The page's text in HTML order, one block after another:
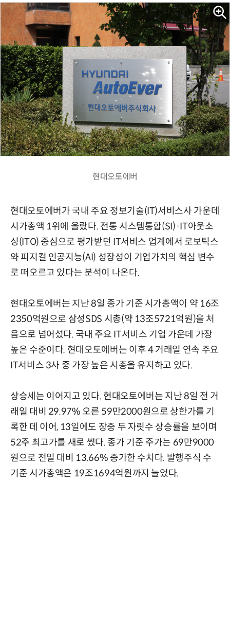
현대오토에버
현대오토에버가 국내 주요 정보기술(IT)서비스사 가운데
시가총액 1위에 올랐다. 전통 시스템통합(SI)·IT아웃소
싱(ITO) 중심으로 평가받던 IT서비스 업계에서 로보틱스
와 피지컬 인공지능(AI) 성장성이 기업가치의 핵심 변수
로 떠오르고 있다는 분석이 나온다.
현대오토에버는 지난 8일 종가 기준 시가총액이 약 16조
2350억원으로 삼성SDS 시총(약 13조5721억원)을 처
음으로 넘어섰다. 국내 주요 IT서비스 기업 가운데 가장
높은 수준이다. 현대오토에버는 이후 4 거래일 연속 주요
IT서비스 3사 중 가장 높은 시총을 유지하고 있다.
상승세는 이어지고 있다. 현대오토에버는 지난 8일 전 거
래일 대비 29.97% 오른 59만2000원으로 상한가를 기
록한 데 이어, 13일에도 장중 두 자릿수 상승률을 보이며
52주 최고가를 새로 썼다. 종가 기준 주가는 69만9000
원으로 전일 대비 13.66% 증가한 수치다. 발행주식 수
기준 시가총액은 19조1694억원까지 늘었다.